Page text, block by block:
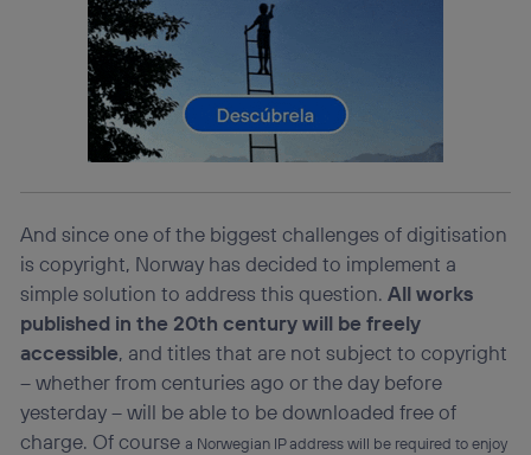
And since one of the biggest challenges of digitisation
is copyright, Norway has decided to implement a
simple solution to address this question.All works
published in the 20th century will be freely
accessible, and titles that are not subject to copyright
– whether from centuries ago or the day before
yesterday – will be able to be downloaded free of
charge. Of course a Norwegian IP address will be requiredto enjoy
Si utilizas unaconexión de banda ancha
el marketing o análisis se realizará en función de las
actividades de navegación de los miembros del hogar
que hayan dado su consentimiento.
Si utilizasdatos móviles, el marketing será más
personalizado, ya que se basará únicamente en la
navegación del usuario del móvil.
“Administrar Utiq” en la parte inferior de esta página web o
visitando el portal de privacidad de Utiq
(“consenthub”). Para más información, consulta
la política de privacidad de Utiq.